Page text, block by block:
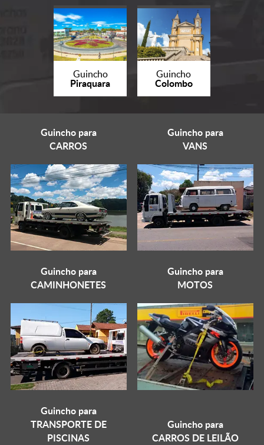
Guincho
Piraquara
Guincho
Colombo
Guincho para
CARROS
Guincho para
VANS
Guincho para
CAMINHONETES
Guincho para
MOTOS
Guincho para
TRANSPORTE DE
PISCINAS
Guincho para
CARROS DE LEILÃO